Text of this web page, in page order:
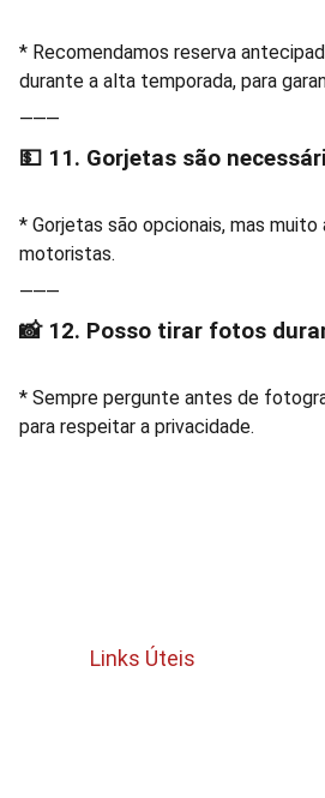
* Recomendamos reserva
durante a alta temporada, para
⸻
💵 11. Gorjetas são
* Gorjetas são opcionais, mas muito
motoristas.
⸻
📸 12. Posso tirar fotos
* Sempre pergunte antes de
para respeitar a privacidade.
Links Úteis